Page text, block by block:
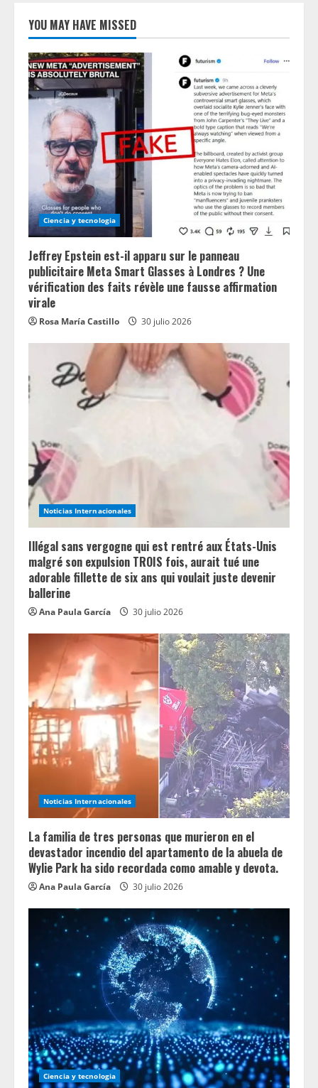
YOU MAY HAVE MISSED
Ciencia y tecnologia
Jeffrey Epstein est-il apparu sur le panneau
publicitaire Meta Smart Glasses à Londres ? Une
vérification des faits révèle une fausse affirmation
virale
Rosa María Castillo 30 julio 2026
Noticias Internacionales
Illégal sans vergogne qui est rentré aux États-Unis
malgré son expulsion TROIS fois, aurait tué une
adorable fillette de six ans qui voulait juste devenir
ballerine
Ana Paula García 30 julio 2026
Noticias Internacionales
La familia de tres personas que murieron en el
devastador incendio del apartamento de la abuela de
Wylie Park ha sido recordada como amable y devota.
Ana Paula García 30 julio 2026
Ciencia y tecnologia